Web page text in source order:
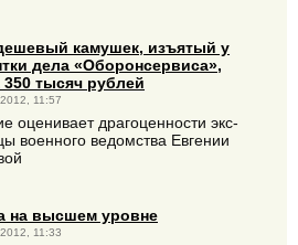
камушек, изъятый у
дела «Оборонсервиса»,
350 тысяч рублей
11:57
оценивает драгоценности экс-
военного ведомства Евгении
на высшем уровне
11:33